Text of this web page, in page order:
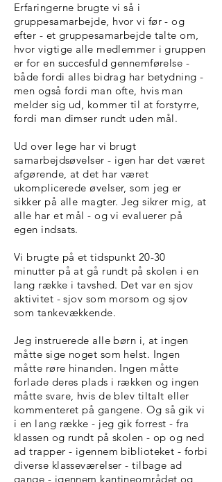
Erfaringerne brugte vi så i
gruppesamarbejde, hvor vi før - og
efter - et gruppesamarbejde talte om,
hvor vigtige alle medlemmer i gruppen
er for en succesfuld gennemførelse -
både fordi alles bidrag har betydning -
men også fordi man ofte, hvis man
melder sig ud, kommer til at forstyrre,
fordi man dimser rundt uden mål.
Ud over lege har vi brugt
samarbejdsøvelser - igen har det været
afgørende, at det har været
ukomplicerede øvelser, som jeg er
sikker på alle magter. Jeg sikrer mig, at
alle har et mål - og vi evaluerer på
egen indsats.
Vi brugte på et tidspunkt 20-30
minutter på at gå rundt på skolen i en
lang række i tavshed. Det var en sjov
aktivitet - sjov som morsom og sjov
som tankevækkende.
Jeg instruerede alle børn i, at ingen
måtte sige noget som helst. Ingen
måtte røre hinanden. Ingen måtte
forlade deres plads i rækken og ingen
måtte svare, hvis de blev tiltalt eller
kommenteret på gangene. Og så gik vi
i en lang række - jeg gik forrest - fra
klassen og rundt på skolen - op og ned
ad trapper - igennem biblioteket - forbi
diverse klasseværelser - tilbage ad
gange - igennem kantineområdet og